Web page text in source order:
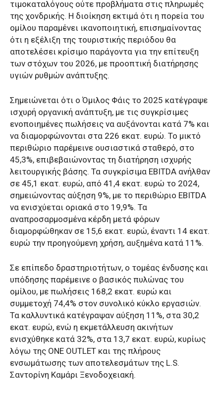
τιμοκαταλόγους ούτε προβλήματα στις πληρωμές
της χονδρικής. Η διοίκηση εκτιμά ότι η πορεία του
ομίλου παραμένει ικανοποιητική, επισημαίνοντας
ότι η εξέλιξη της τουριστικής περιόδου θα
αποτελέσει κρίσιμο παράγοντα για την επίτευξη
των στόχων του 2026, με προοπτική διατήρησης
υγιών ρυθμών ανάπτυξης.
Σημειώνεται ότι ο Όμιλος Φάις το 2025 κατέγραψε
ισχυρή οργανική ανάπτυξη, με τις συγκρίσιμες
ενοποιημένες πωλήσεις να αυξάνονται κατά 7% και
να διαμορφώνονται στα 226 εκατ. ευρώ. Το μικτό
περιθώριο παρέμεινε ουσιαστικά σταθερό, στο
45,3%, επιβεβαιώνοντας τη διατήρηση ισχυρής
λειτουργικής βάσης. Τα συγκρίσιμα EBITDA ανήλθαν
σε 45,1 εκατ. ευρώ, από 41,4 εκατ. ευρώ το 2024,
σημειώνοντας αύξηση 9%, με το περιθώριο EBITDA
να ενισχύεται οριακά στο 19,9%. Τα
αναπροσαρμοσμένα κέρδη μετά φόρων
διαμορφώθηκαν σε 15,6 εκατ. ευρώ, έναντι 14 εκατ.
ευρώ την προηγούμενη χρήση, αυξημένα κατά 11%.
Σε επίπεδο δραστηριοτήτων, ο τομέας ένδυσης και
υπόδησης παρέμεινε ο βασικός πυλώνας του
ομίλου, με πωλήσεις 168,2 εκατ. ευρώ και
συμμετοχή 74,4% στον συνολικό κύκλο εργασιών.
Τα καλλυντικά κατέγραψαν αύξηση 11%, στα 30,2
εκατ. ευρώ, ενώ η εκμετάλλευση ακινήτων
ενισχύθηκε κατά 32%, στα 13,7 εκατ. ευρώ, κυρίως
λόγω της ONE OUTLET και της πλήρους
ενσωμάτωσης των αποτελεσμάτων της L.S.
Σαντορίνη Καμάρι Ξενοδοχειακή.